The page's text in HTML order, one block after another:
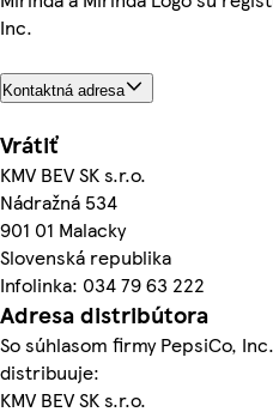
Inc.
Kontaktná adresa
Vrátiť
KMV BEV SK s.r.o.
Nádražná 534
901 01 Malacky
Slovenská republika
Infolinka: 034 79 63 222
Adresa distribútora
So súhlasom firmy PepsiCo,
distribuuje:
KMV BEV SK s.r.o.